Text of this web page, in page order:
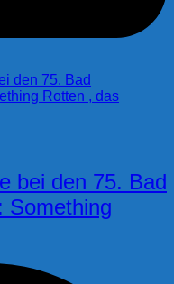
bei den 75. Bad
Something